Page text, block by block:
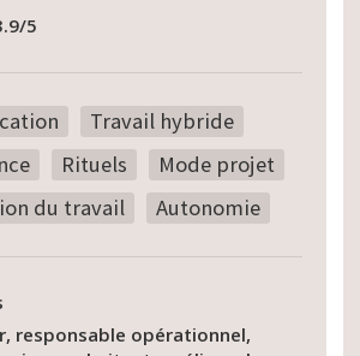
5
Travail hybride
Rituels
Mode projet
du travail
Autonomie
responsable opérationnel,